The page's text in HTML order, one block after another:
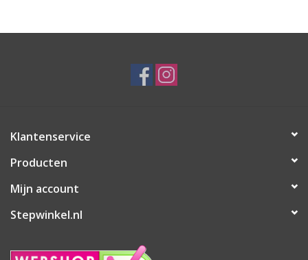
Klantenservice
Producten
Mijn account
Stepwinkel.nl